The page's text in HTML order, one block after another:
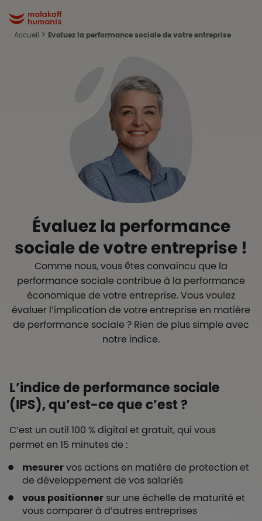
Malakoff Humanis Accueil
Accueil Evaluez la performance sociale de votre entreprise
Évaluez la performance
sociale de votre entreprise !
Comme nous, vous êtes convaincu que la
performance sociale contribue à la performance
économique de votre entreprise. Vous voulez
évaluer l’implication de votre entreprise en matière
de performance sociale ? Rien de plus simple avec
notre indice.
L’indice de performance sociale
(IPS), qu’est-ce que c’est ?
C’est un outil 100 % digital et gratuit, qui vous
permet en 15 minutes de :
mesurervos actions en matière de protection et
de développement de vos salariés
vous positionner sur une échelle de maturité et
vous comparer à d’autres entreprises